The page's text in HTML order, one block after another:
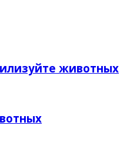
животных